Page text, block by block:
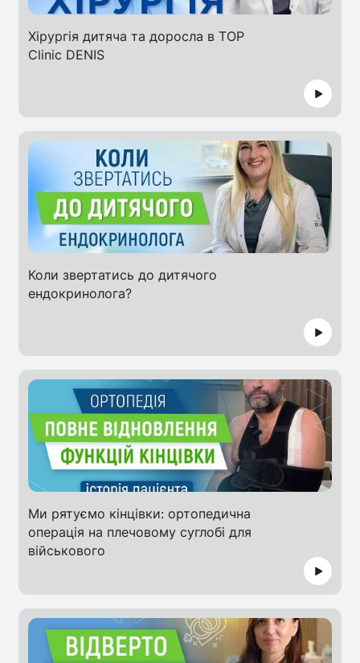
Хірургія дитяча та доросла в TOP
Clinic DENIS
Коли звертатись до дитячого
ендокринолога?
Ми рятуємо кінцівки: ортопедична
операція на плечовому суглобі для
військового